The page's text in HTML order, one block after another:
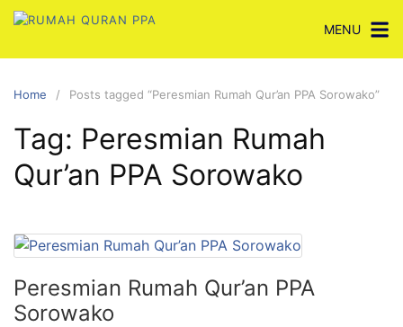
Skip
content
MENU
Home Posts tagged “Peresmian Rumah Qur’an PPA Sorowako”
Tag: Peresmian Rumah
Qur’an PPA Sorowako
Peresmian Rumah Qur’an PPA
Sorowako